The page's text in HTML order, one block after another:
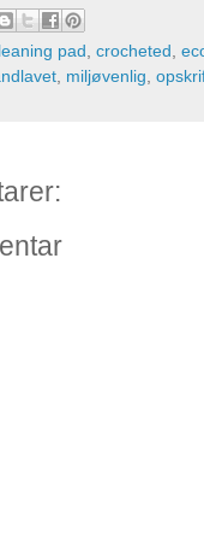
pad crocheted
miljøvenlig